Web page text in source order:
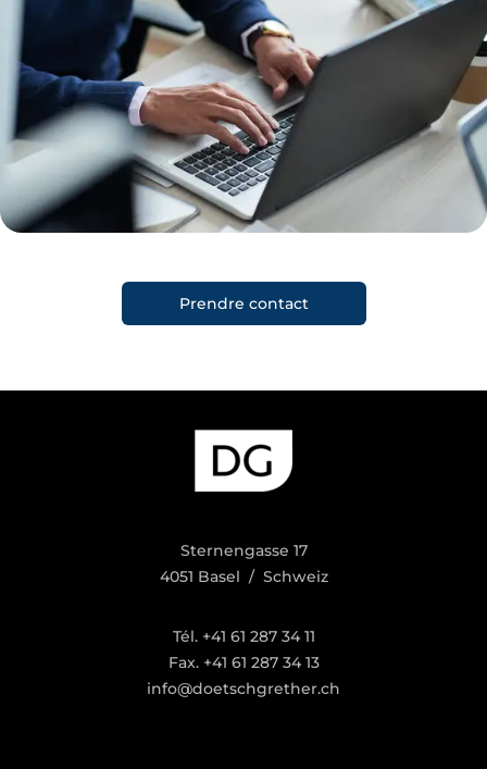
Prendre contact
Sternengasse 17
4051 Basel / Schweiz
Tél. +41 61 287 34 11
Fax. +41 61 287 34 13
info@doetschgrether.ch